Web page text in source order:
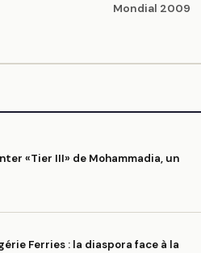
Mondial 2009
«Tier III» de Mohammadia, un
Ferries : la diaspora face à la